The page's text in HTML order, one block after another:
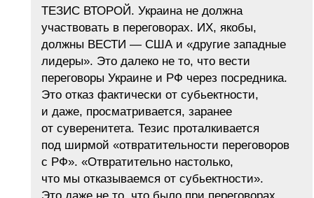
ТЕЗИС ВТОРОЙ. Украина не должна
участвовать в переговорах. ИХ, якобы,
должны ВЕСТИ — США и «другие западные
лидеры». Это далеко не то, что вести
переговоры Украине и РФ через посредника.
Это отказ фактически от субьектности,
и даже, просматривается, заранее
от суверенитета. Тезис проталкивается
под ширмой «отвратительности переговоров
с РФ». «Отвратительно настолько,
что мы отказываемся от субьектности».
Это даже не то, что было при переговорах